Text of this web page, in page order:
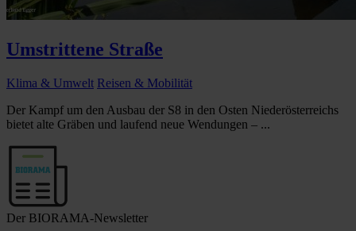
Umstrittene Straße
Klima & Umwelt Reisen & Mobilität
Der Kampf um den Ausbau der S8 in den Osten Niederösterreichs
bietet alte Gräben und laufend neue Wendungen – ...
Der BIORAMA-Newsletter